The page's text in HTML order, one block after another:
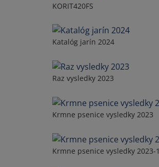
KORIT420FS
Katalóg jarín 2024
Raz vysledky 2023
Krmne psenice vysledky 2023
Krmne psenice vysledky 2023-1